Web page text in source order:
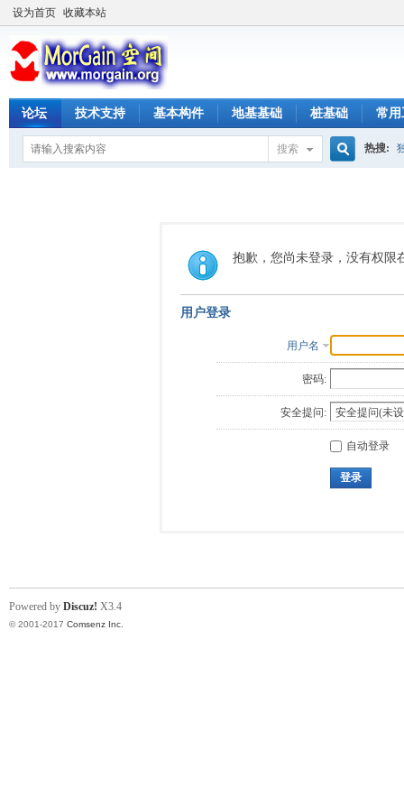
设为首页 收藏本站
论坛 技术支持 基本构件 地基基础 桩基础 常用
搜索
索
热搜:
抱歉，您尚未登录，没有权限
用户登录
用户名
密码:
安全提问:
自动登录
登录
Powered by Discuz! X3.4
© 2001-2017 Comsenz Inc.